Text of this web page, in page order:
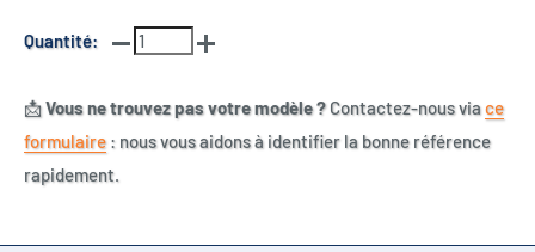
Quantité:
📩Vous ne trouvez pas votre modèle ?Contactez-nous viace
formulaire : nous vous aidons à identifier la bonne référence
rapidement.